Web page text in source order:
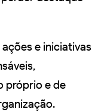
e iniciativas
próprio e de